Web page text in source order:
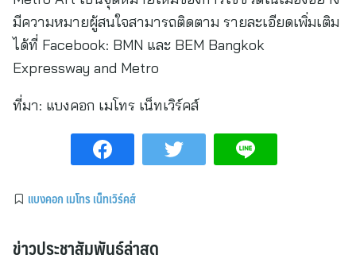
มีความหมายผู้สนใจสามารถติดตาม รายละเอียดเพิ่มเติม
ได้ที่ Facebook: BMN และ BEM Bangkok
Expressway and Metro
ที่มา: แบงคอก เมโทร เน็ทเวิร์คส์
แบงคอก เมโทร เน็ทเวิร์คส์
ข่าวประชาสัมพันธ์ล่าสุด